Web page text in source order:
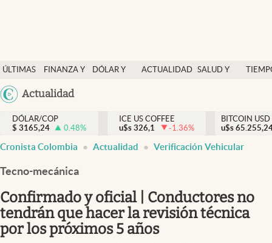
ÚLTIMAS
NOTICIAS
FINANZA Y
DÓLAR Y
ACTUALIDAD SALUD Y
México
USA
Actualidad
Salud y nutrición
Vida espiritual
Actualidad
Colombia
DÓLAR/COP
$ 3165,24 0.48%
ICE US COFFEE
u$s 326,1 -1.36%
BITCOIN USD
u$s
Cronista Colombia Actualidad Verificación Vehicular
Tecno-mecánica
Confirmado y oficial | Conductores no
tendrán que hacer la revisión técnica
por los próximos 5 años